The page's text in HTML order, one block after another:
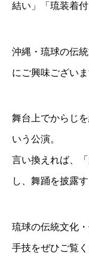
結い」「琉装着
沖縄・琉球の伝
にご興味ござい
舞台上でからじ
いう公演。
言い換えれば、
し、舞踊を披露
琉球の伝統文化
手技をぜひご覧く